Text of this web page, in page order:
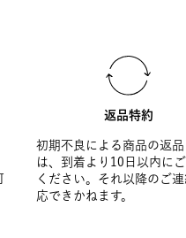
返品特約
初期不良による商品の返
は、到着より10日以内に
ください。それ以降のご
応できかねます。